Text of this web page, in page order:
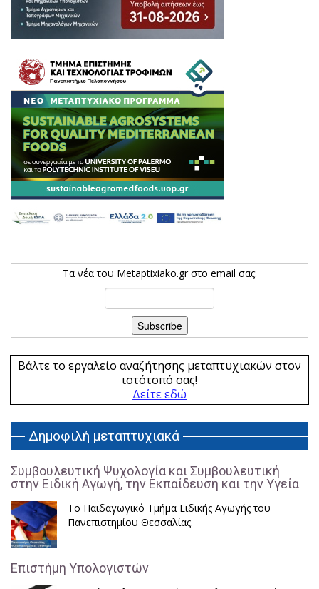
Τα νέα του Metaptixiako.gr στο email σας:
Βάλτε το εργαλείο αναζήτησης μεταπτυχιακών στον
ιστότοπό σας!
Δείτε εδώ
Δημοφιλή μεταπτυχιακά
Συμβουλευτική Ψυχολογία και Συμβουλευτική
στην Ειδική Αγωγή, την Εκπαίδευση και την Υγεία
Το Παιδαγωγικό Τμήμα Ειδικής Αγωγής του
Πανεπιστημίου Θεσσαλίας.
Επιστήμη Υπολογιστών